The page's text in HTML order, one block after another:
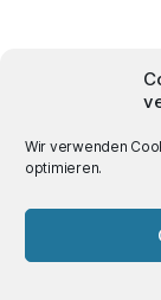
Wir verwenden
optimieren.
anders
Lizenz.